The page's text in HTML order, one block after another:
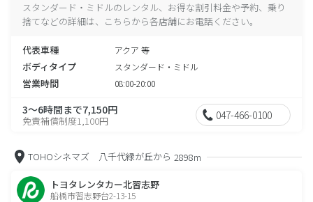
スタンダード・ミドルのレンタル、お得な割引料金や予約、乗り
捨てなどの詳細は、こちらから各店舗にお電話ください。
代表車種 アクア 等
ボディタイプ スタンダード・ミドル
営業時間 08:00-20:00
3～6時間まで7,150円
免責補償制度1,100円 047-466-0100
TOHOシネマズ 八千代緑が丘から 2898m
トヨタレンタカー北習志野
船橋市習志野台2-13-15